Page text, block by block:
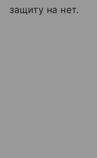
защиту на нет.